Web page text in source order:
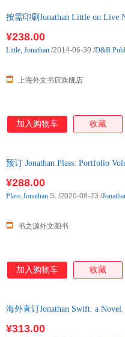
按需印刷Jonathan Little on Live
¥238.00
上海外文书店旗舰店
Little, Jonathan /2014-06-30 /D&B
加入购物车 收藏
预订 Jonathan Plass: Portfolio
¥288.00
书之源外文图书
Plass,Jonathan S. /2020-08-23 /
加入购物车 收藏
海外直订Jonathan Swift. a
¥313.00